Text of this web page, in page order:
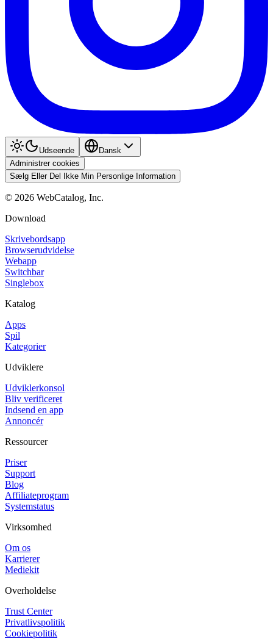
Udseende
Dansk
Administrer cookies
Sælg Eller Del Ikke Min Personlige Information
© 2026 WebCatalog, Inc.
Download
Skrivebordsapp
Browserudvidelse
Webapp
Switchbar
Singlebox
Katalog
Apps
Spil
Kategorier
Udviklere
Udviklerkonsol
Bliv verificeret
Indsend en app
Annoncér
Ressourcer
Priser
Support
Blog
Affiliateprogram
Systemstatus
Virksomhed
Om os
Karrierer
Mediekit
Overholdelse
Trust Center
Privatlivspolitik
Cookiepolitik